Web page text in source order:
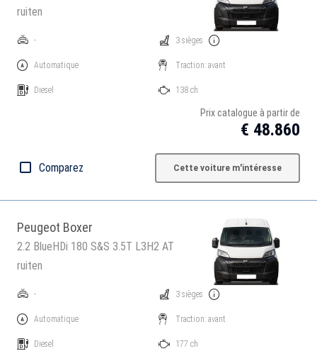
ruiten
-
Automatique
Diesel
3 sièges
Traction: avant
138 ch
Prix catalogue à partir de
€ 48.860
Comparez Cette voiture m'intéresse
Peugeot Boxer
2.2 BlueHDi 180 S&S 3.5T L3H2 AT
ruiten
-
Automatique
Diesel
3 sièges
Traction: avant
177 ch